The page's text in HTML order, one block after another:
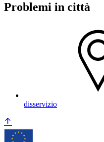
Problemi in città
disservizio